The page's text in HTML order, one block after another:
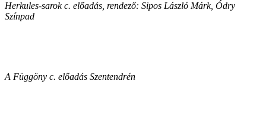
Herkules-sarok c. előadás, rendező: Sipos László Márk, Ódry
Színpad
A Függöny c. előadás Szentendrén